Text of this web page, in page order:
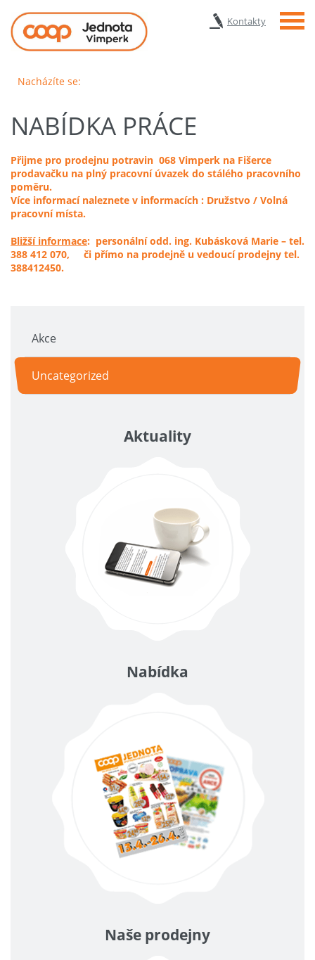
Kontakty Menu
Nacházíte se:
NABÍDKA PRÁCE
Přijme pro prodejnu potravin 068 Vimperk na Fišerce
prodavačku na plný pracovní úvazek do stálého pracovního
poměru.
Více informací naleznete v informacích : Družstvo / Volná
pracovní místa.
Bližší informace: personální odd. ing. Kubásková Marie – tel.
388 412 070, či přímo na prodejně u vedoucí prodejny tel.
388412450.
Akce
Uncategorized
Aktuality
Nabídka
Naše prodejny